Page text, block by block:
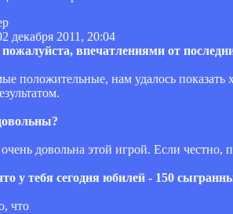
декабря 2011, 20:04
впечатлениями от
положительные, нам удалось
довольна этой игрой. Если честно,
у тебя сегодня юбилей - 150
что